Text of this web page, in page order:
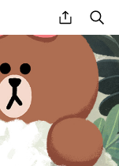
share